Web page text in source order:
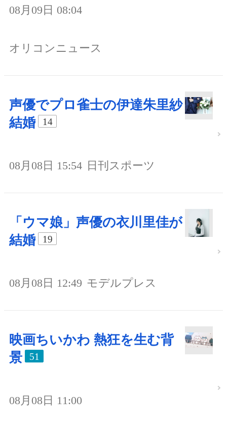
08月09日 08:04
オリコンニュース
声優でプロ雀士の伊達朱里紗
結婚
14
08月08日 15:54 日刊スポーツ
「ウマ娘」声優の衣川里佳が
結婚
19
08月08日 12:49 モデルプレス
映画ちいかわ 熱狂を生む背
景
51
08月08日 11:00